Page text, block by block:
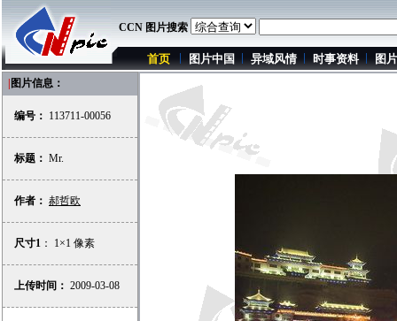
CCN 图片搜索
首页 图片中国 异域风情 时事资料 图
图片信息：
编号： 113711-00056
标题： Mr.
作者： 郝哲欧
尺寸1 ： 1×1 像素
上传时间： 2009-03-08